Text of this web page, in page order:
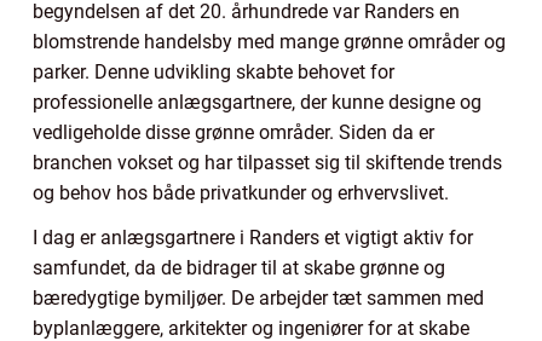
begyndelsen af det 20. århundrede var Randers en
blomstrende handelsby med mange grønne områder og
parker. Denne udvikling skabte behovet for
professionelle anlægsgartnere, der kunne designe og
vedligeholde disse grønne områder. Siden da er
branchen vokset og har tilpasset sig til skiftende trends
og behov hos både privatkunder og erhvervslivet.
I dag er anlægsgartnere i Randers et vigtigt aktiv for
samfundet, da de bidrager til at skabe grønne og
bæredygtige bymiljøer. De arbejder tæt sammen med
byplanlæggere, arkitekter og ingeniører for at skabe